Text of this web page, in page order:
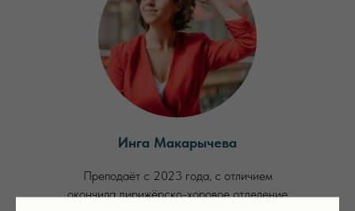
Инга Макарычева
Преподаёт с 2023 года, с отличием
окончила дирижёрско-хоровое отделение